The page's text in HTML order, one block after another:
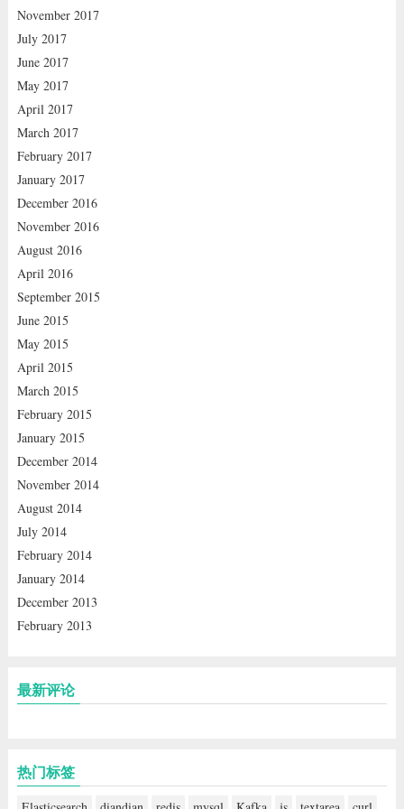
November 2017
July 2017
June 2017
May 2017
April 2017
March 2017
February 2017
January 2017
December 2016
November 2016
August 2016
April 2016
September 2015
June 2015
May 2015
April 2015
March 2015
February 2015
January 2015
December 2014
November 2014
August 2014
July 2014
February 2014
January 2014
December 2013
February 2013
最新评论
热门标签